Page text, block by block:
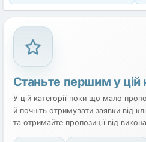
Станьте першим у цій
У цій категорії поки що мало
й почніть отримувати заявки від
та отримайте пропозиції від